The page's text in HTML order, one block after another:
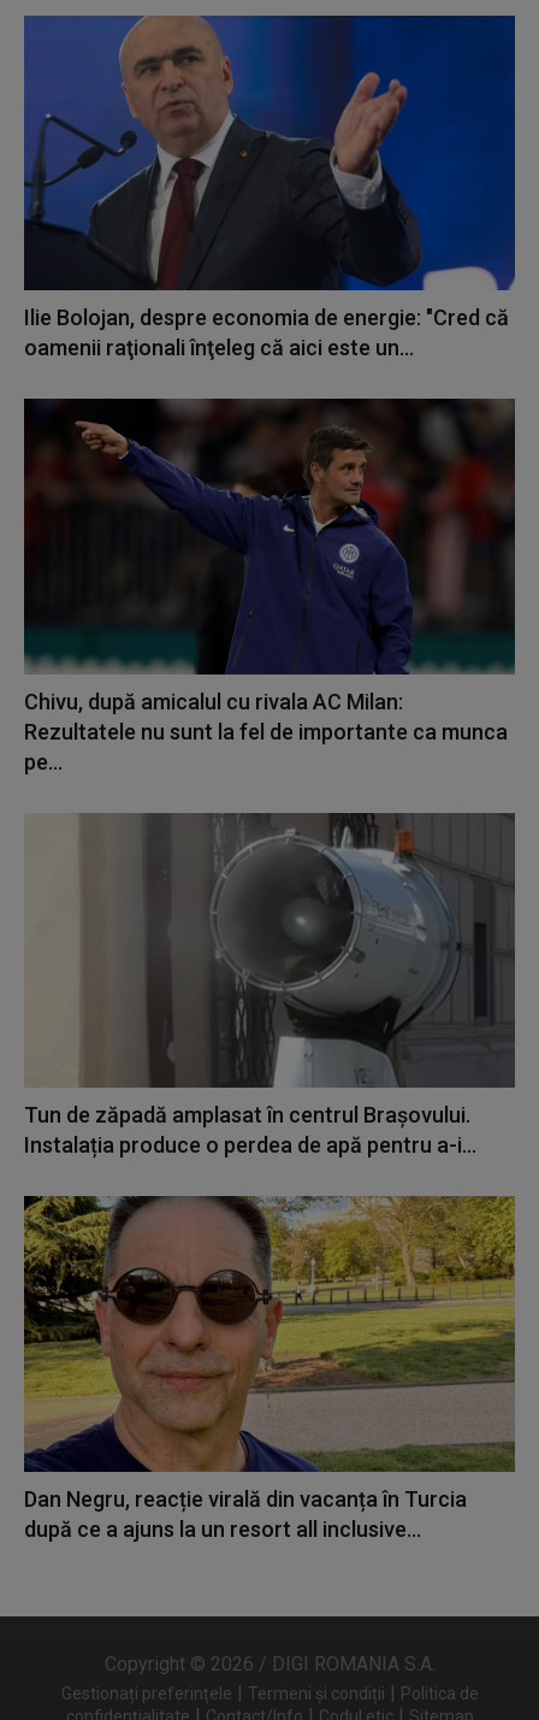
Ilie Bolojan, despre economia de energie: "Cred că
oamenii raţionali înţeleg că aici este un...
Chivu, după amicalul cu rivala AC Milan:
Rezultatele nu sunt la fel de importante ca munca
pe...
Tun de zăpadă amplasat în centrul Brașovului.
Instalația produce o perdea de apă pentru a-i...
Dan Negru, reacție virală din vacanța în Turcia
după ce a ajuns la un resort all inclusive...
Copyright © 2026 / DIGI ROMANIA S.A.
Gestionați preferințele | Termeni și condiții | Politica de
confidențialitate | Contact/Info | Codul etic | Sitemap